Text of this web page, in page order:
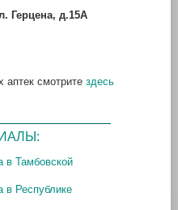
Герцена, д.15А
аптек смотрите здесь
в Тамбовской
в Республике